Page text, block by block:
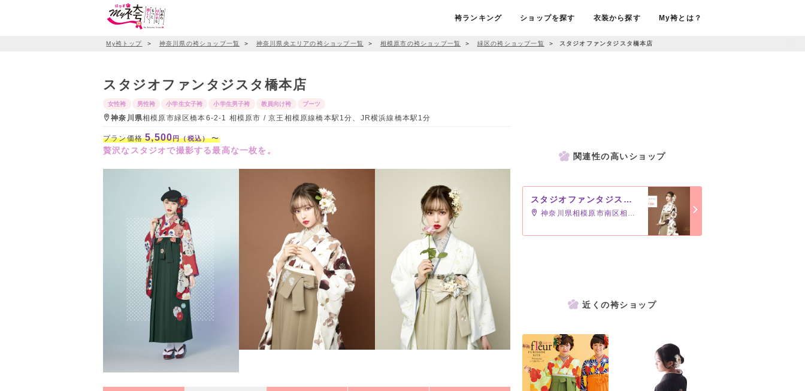
袴ランキング ショップを探す 衣装から探す My袴とは？
My袴トップ ＞ 神奈川県の袴ショップ一覧 ＞ 神奈川県央エリアの袴ショップ一覧 ＞ 相模原市の袴ショップ一覧 ＞ 緑区の袴ショップ一覧 ＞ スタジオファンタジスタ橋本店
スタジオファンタジスタ橋本店
女性袴 男性袴 小学生女子袴 小学生男子袴 教員向け袴 ブーツ
神奈川県相模原市緑区橋本6-2-1 相模原市 / 京王相模原線橋本駅1分、JR横浜線橋本駅1分
プラン価格5,500円（税込）〜
贅沢なスタジオで撮影する最高な一枚を。
関連性の高いショップ
スタジオファンタジスタ相模大野店
神奈川県相模原市南区相模大野
近くの袴ショップ